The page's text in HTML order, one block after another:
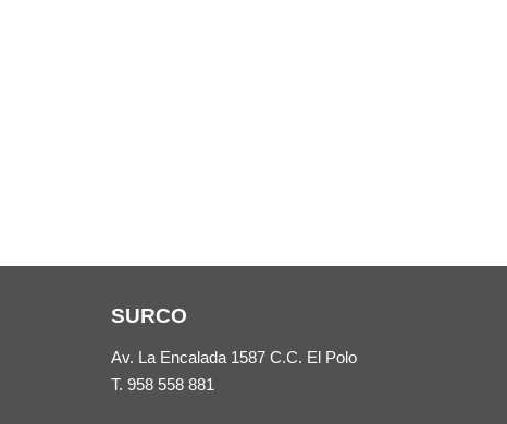
SURCO
Av. La Encalada 1587 C.C. El Polo
T. 958 558 881